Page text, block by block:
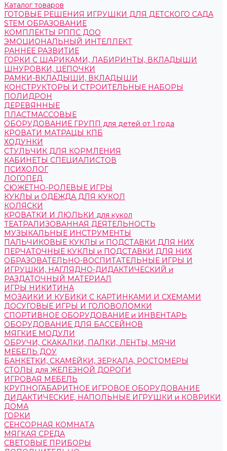
Каталог товаров
ГОТОВЫЕ РЕШЕНИЯ ИГРУШКИ ДЛЯ ДЕТСКОГО САДА
STEM ОБРАЗОВАНИЕ
КОМПЛЕКТЫ РППС ДОО
ЭМОЦИОНАЛЬНЫЙ ИНТЕЛЛЕКТ
РАННЕЕ РАЗВИТИЕ
ГОРКИ С ШАРИКАМИ, ЛАБИРИНТЫ, ВКЛАДЫШИ
ШНУРОВКИ, ЦЕПОЧКИ
РАМКИ-ВКЛАДЫШИ, ВКЛАДЫШИ
КОНСТРУКТОРЫ И СТРОИТЕЛЬНЫЕ НАБОРЫ
ПОЛИДРОН
ДЕРЕВЯННЫЕ
ПЛАСТМАССОВЫЕ
ОБОРУДОВАНИЕ ГРУПП для детей от 1 года
КРОВАТИ МАТРАЦЫ КПБ
ХОДУНКИ
СТУЛЬЧИК ДЛЯ КОРМЛЕНИЯ
КАБИНЕТЫ СПЕЦИАЛИСТОВ
ПСИХОЛОГ
ЛОГОПЕД
СЮЖЕТНО-РОЛЕВЫЕ ИГРЫ
КУКЛЫ и ОДЕЖДА ДЛЯ КУКОЛ
КОЛЯСКИ
КРОВАТКИ И ЛЮЛЬКИ для кукол
ТЕАТРАЛИЗОВАННАЯ ДЕЯТЕЛЬНОСТЬ
МУЗЫКАЛЬНЫЕ ИНСТРУМЕНТЫ
ПАЛЬЧИКОВЫЕ КУКЛЫ и ПОДСТАВКИ ДЛЯ НИХ
ПЕРЧАТОЧНЫЕ КУКЛЫ и ПОДСТАВКИ ДЛЯ НИХ
ОБРАЗОВАТЕЛЬНО-ВОСПИТАТЕЛЬНЫЕ ИГРЫ И
ИГРУШКИ, НАГЛЯДНО-ДИДАКТИЧЕСКИЙ и
РАЗДАТОЧНЫЙ МАТЕРИАЛ
ИГРЫ НИКИТИНА
МОЗАИКИ И КУБИКИ С КАРТИНКАМИ И СХЕМАМИ
ДОСУГОВЫЕ ИГРЫ И ГОЛОВОЛОМКИ
СПОРТИВНОЕ ОБОРУДОВАНИЕ и ИНВЕНТАРЬ
ОБОРУДОВАНИЕ ДЛЯ БАССЕЙНОВ
МЯГКИЕ МОДУЛИ
ОБРУЧИ, СКАКАЛКИ, ПАЛКИ, ЛЕНТЫ, МЯЧИ
МЕБЕЛЬ ДОУ
БАНКЕТКИ, СКАМЕЙКИ, ЗЕРКАЛА, РОСТОМЕРЫ
СТОЛЫ для ЖЕЛЕЗНОЙ ДОРОГИ
ИГРОВАЯ МЕБЕЛЬ
КРУПНОГАБАРИТНОЕ ИГРОВОЕ ОБОРУДОВАНИЕ
ДИДАКТИЧЕСКИЕ, НАПОЛЬНЫЕ ИГРУШКИ и КОВРИКИ
ДОМА
ГОРКИ
СЕНСОРНАЯ КОМНАТА
МЯГКАЯ СРЕДА
СВЕТОВЫЕ ПРИБОРЫ